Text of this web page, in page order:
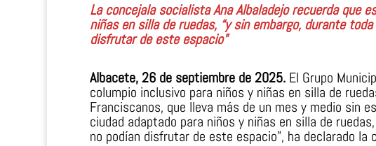
La concejala socialista Ana Albaladejo recuerda que
niñas en silla de ruedas, “y sin embargo, durante
disfrutar de este espacio”
Albacete, 26 de septiembre de 2025. El Grupo
columpio inclusivo para niños y niñas en silla de
Franciscanos, que lleva más de un mes y medio sin
ciudad adaptado para niños y niñas en silla de
no podían disfrutar de este espacio”, ha declarado la